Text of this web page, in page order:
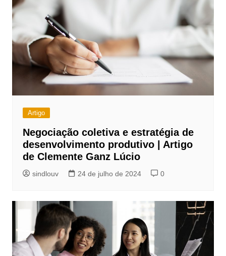
Artigo
Negociação coletiva e estratégia de
desenvolvimento produtivo | Artigo
de Clemente Ganz Lúcio
sindlouv 24 de julho de 2024 0